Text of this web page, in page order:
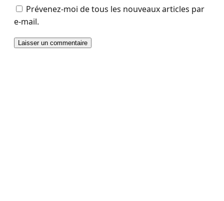
Prévenez-moi de tous les nouveaux articles par
e-mail.